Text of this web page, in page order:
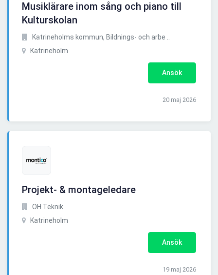
Musiklärare inom sång och piano till
Kulturskolan
Katrineholms kommun, Bildnings- och arbe ..
Katrineholm
Ansök
20 maj 2026
Projekt- & montageledare
OH Teknik
Katrineholm
Ansök
19 maj 2026